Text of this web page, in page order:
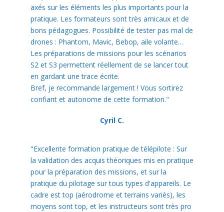
axés sur les éléments les plus importants pour la
pratique. Les formateurs sont très amicaux et de
bons pédagogues. Possibilité de tester pas mal de
drones : Phantom, Mavic, Bebop, aile volante…
Les préparations de missions pour les scénarios
S2 et S3 permettent réellement de se lancer tout
en gardant une trace écrite.
Bref, je recommande largement ! Vous sortirez
confiant et autonome de cette formation."
Cyril C.
"Excellente formation pratique de télépilote : Sur
la validation des acquis théoriques mis en pratique
pour la préparation des missions, et sur la
pratique du pilotage sur tous types d'appareils. Le
cadre est top (aérodrome et terrains variés), les
moyens sont top, et les instructeurs sont très pro